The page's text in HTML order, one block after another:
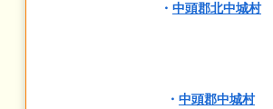
・ 中頭郡北中城村
・ 中頭郡中城村